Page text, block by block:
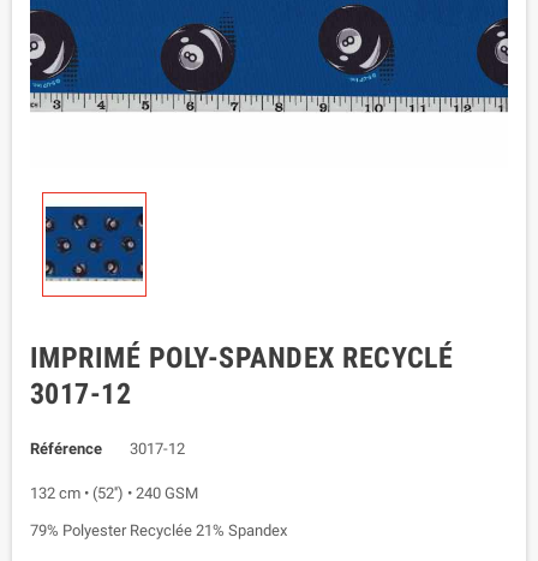
IMPRIMÉ POLY-SPANDEX RECYCLÉ
3017-12
Référence 3017-12
132 cm • (52'') • 240 GSM
79% Polyester Recyclée 21% Spandex